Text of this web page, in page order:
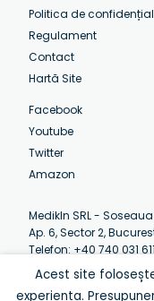
Politica de
Regulament
Contact
Hartă Site
Facebook
Youtube
Twitter
Amazon
MedikIn SRL - Soseaua
Ap. 6, Sector 2,
Telefon: +40 740 031 611
Email:
Luni-Vineri: 07:30 -
Acest site
experiența.